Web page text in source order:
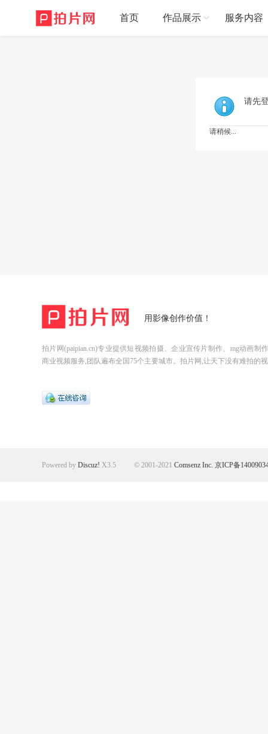
首页 作品展示 服务内容
请先
请稍候...
用影像创作价值！
拍片网(paipian.cn)专业提供短视频拍摄、企业宣传片制作、mg动画制
商业视频服务,团队遍布全国75个主要城市。拍片网,让天下没有难拍的
Powered by Discuz! X3.5 © 2001-2021 Comsenz Inc. 京ICP备